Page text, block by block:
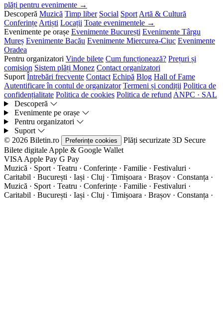
plăți pentru evenimente →
Descoperă Muzică Timp liber Social Sport Artă & Cultură
Conferințe Artiști Locații Toate evenimentele →
Evenimente pe orașe Evenimente București Evenimente Târgu
Mureș Evenimente Bacău Evenimente Miercurea-Ciuc Evenimente
Oradea
Pentru organizatori Vinde bilete Cum funcționează? Prețuri și
comision Sistem plăți Monez Contact organizatori
Suport Întrebări frecvente Contact Echipă Blog Hall of Fame
Autentificare în contul de organizator Termeni și condiții Politica de
confidențialitate Politica de cookies Politica de refund ANPC · SAL
Descoperă
Evenimente pe orașe
Pentru organizatori
Suport
© 2026 Biletin.ro
Preferințe cookies Plăți securizate 3D Secure
Bilete digitale Apple & Google Wallet
VISA Apple Pay G Pay
Muzică · Sport · Teatru · Conferințe · Familie · Festivaluri ·
Caritabil · București · Iași · Cluj · Timișoara · Brașov · Constanța ·
Muzică · Sport · Teatru · Conferințe · Familie · Festivaluri ·
Caritabil · București · Iași · Cluj · Timișoara · Brașov · Constanța ·